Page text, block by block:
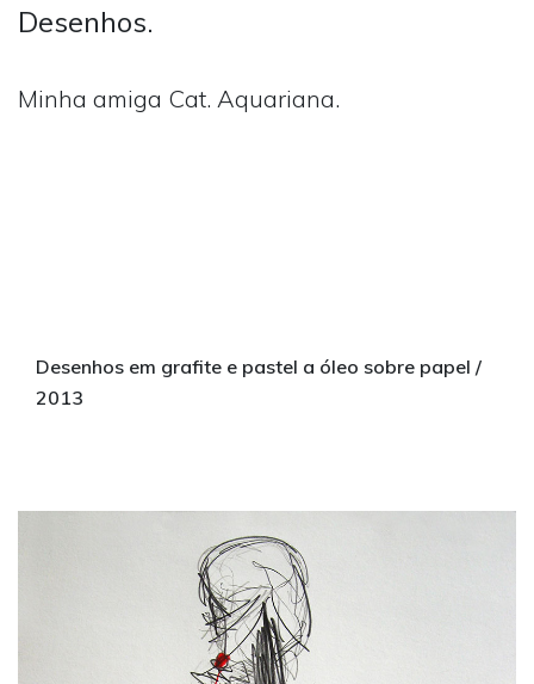
Desenhos.
Minha amiga Cat. Aquariana.
Desenhos em grafite e pastel a óleo sobre papel /
2013